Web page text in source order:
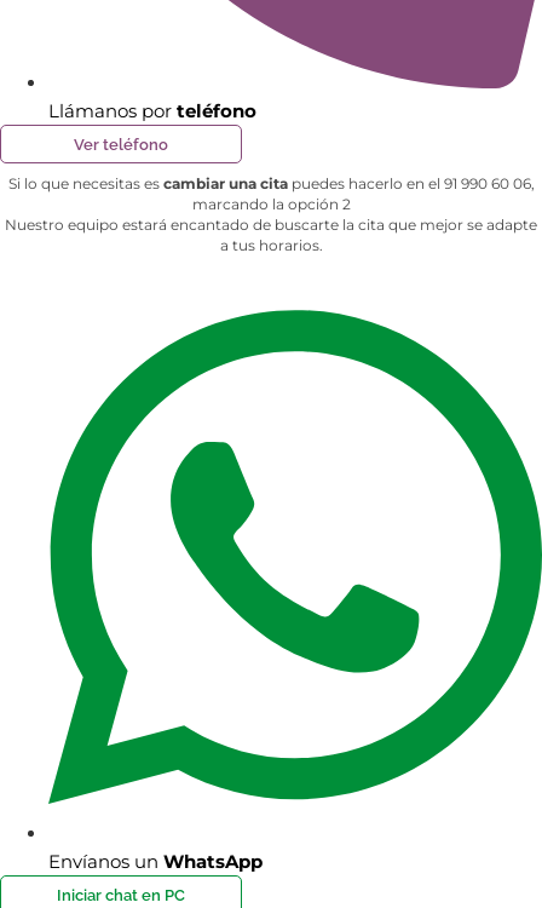
Llámanos por teléfono
Ver teléfono
Si lo que necesitas es cambiar una citapuedes hacerlo en el 91 990 60 06,
marcando la opción 2
Nuestro equipo estará encantado de buscarte la cita que mejor se adapte
a tus horarios.
Envíanos un WhatsApp
Iniciar chat en PC